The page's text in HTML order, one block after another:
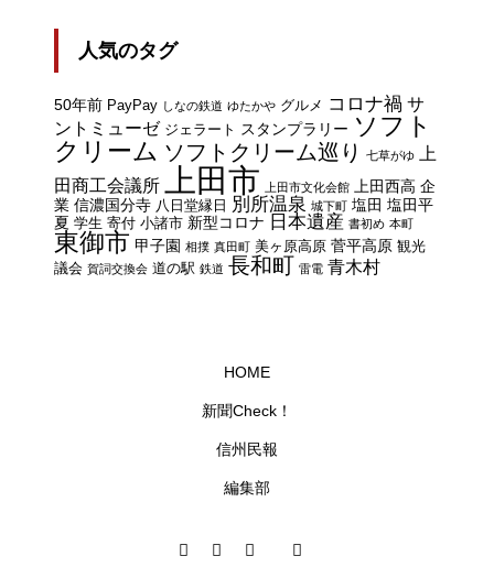
人気のタグ
50年前 PayPay しなの鉄道 ゆたかや グルメ コロナ禍 サ
ントミューゼ ジェラート スタンプラリー ソフト
クリーム ソフトクリーム巡り 七草がゆ
上
田商工会議所
上田市 上田市文化会館 上田西高 企
業 信濃国分寺 八日堂縁日 別所温泉 城下町 塩田 塩田平
夏 学生 寄付 小諸市 新型コロナ 日本遺産 書初め 本町
東御市 甲子園 相撲 真田町 美ヶ原高原 菅平高原 観光
議会 賀詞交換会 道の駅 鉄道 長和町 雷電 青木村
HOME
新聞Check！
信州民報
編集部